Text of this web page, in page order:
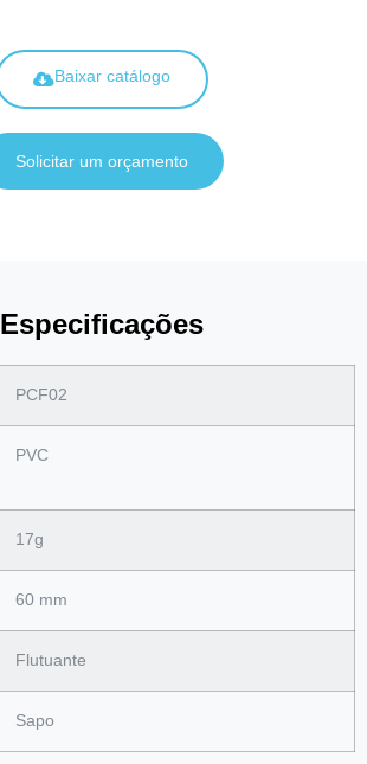
Baixar catálogo
Solicitar um orçamento
Especificações
PCF02
PVC
17g
60 mm
Flutuante
Sapo